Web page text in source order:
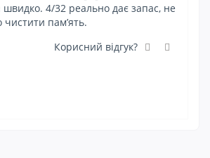
швидко. 4/32 реально дає запас, не
чистити пам’ять.
Корисний відгук?